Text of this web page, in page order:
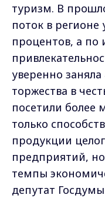
туризм. В
поток в регионе
процентов, а по
уверенно
торжества в
посетили более
только
продукции
предприятий,
темпы
депутат